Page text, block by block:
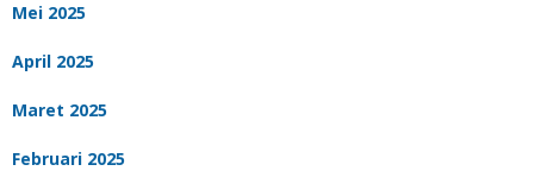
Mei 2025
April 2025
Maret 2025
Februari 2025